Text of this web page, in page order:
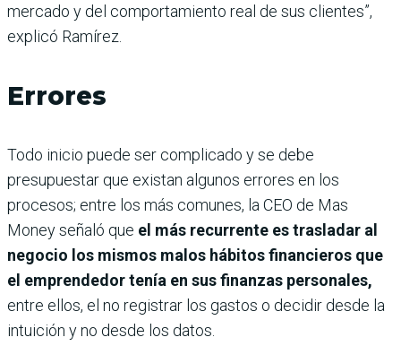
mercado y del comportamiento real de sus clientes”,
explicó Ramírez.
Errores
Todo inicio puede ser complicado y se debe
presupuestar que existan algunos errores en los
procesos; entre los más comunes, la CEO de Mas
Money señaló que el más recurrente es trasladar al
negocio los mismos malos hábitos financieros que
el emprendedor tenía en sus finanzas personales,
entre ellos, el no registrar los gastos o decidir desde la
intuición y no desde los datos.